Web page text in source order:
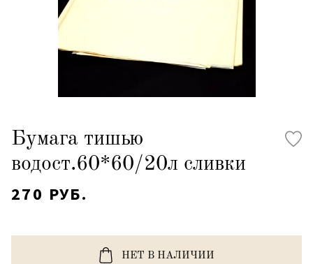
Бумага тишью
водост.60*60/20л сливки
270 РУБ.
НЕТ В НАЛИЧИИ